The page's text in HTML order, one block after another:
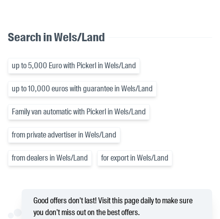
Search in Wels/Land
up to 5,000 Euro with Pickerl in Wels/Land
up to 10,000 euros with guarantee in Wels/Land
Family van automatic with Pickerl in Wels/Land
from private advertiser in Wels/Land
from dealers in Wels/Land for export in Wels/Land
Good offers don't last! Visit this page daily to make sure
you don't miss out on the best offers.